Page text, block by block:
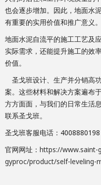
也会逐步增加。因此，地面水
有重要的实用价值和推广意义。
地面水泥自流平的施工工艺及
实际需求，还能提升施工的效
价值。
圣戈班设计、生产并分销高
案。这些材料和解决方案遍布
方方面面，与我们的日常生活
联系圣戈班。
圣戈班客服电话：4008880198
官网网址： https://www.saint-
gyproc/product/self-leveling-